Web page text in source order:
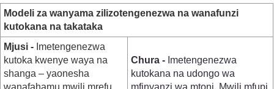
Modeli za wanyama zilizotengenezwa na wanafunzi
kutokana na takataka
Mjusi - Imetengenezwa
kutoka kwenye waya na
shanga – yaonesha
wanafahamu mwili mrefu
Chura - Imetengenezwa
kutokana na udongo wa
mfinyanzi wa mtoni. Mwili mfupi